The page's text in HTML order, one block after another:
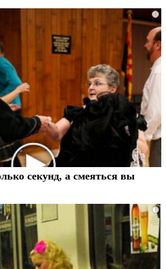
i
секунд, а смеяться вы
i